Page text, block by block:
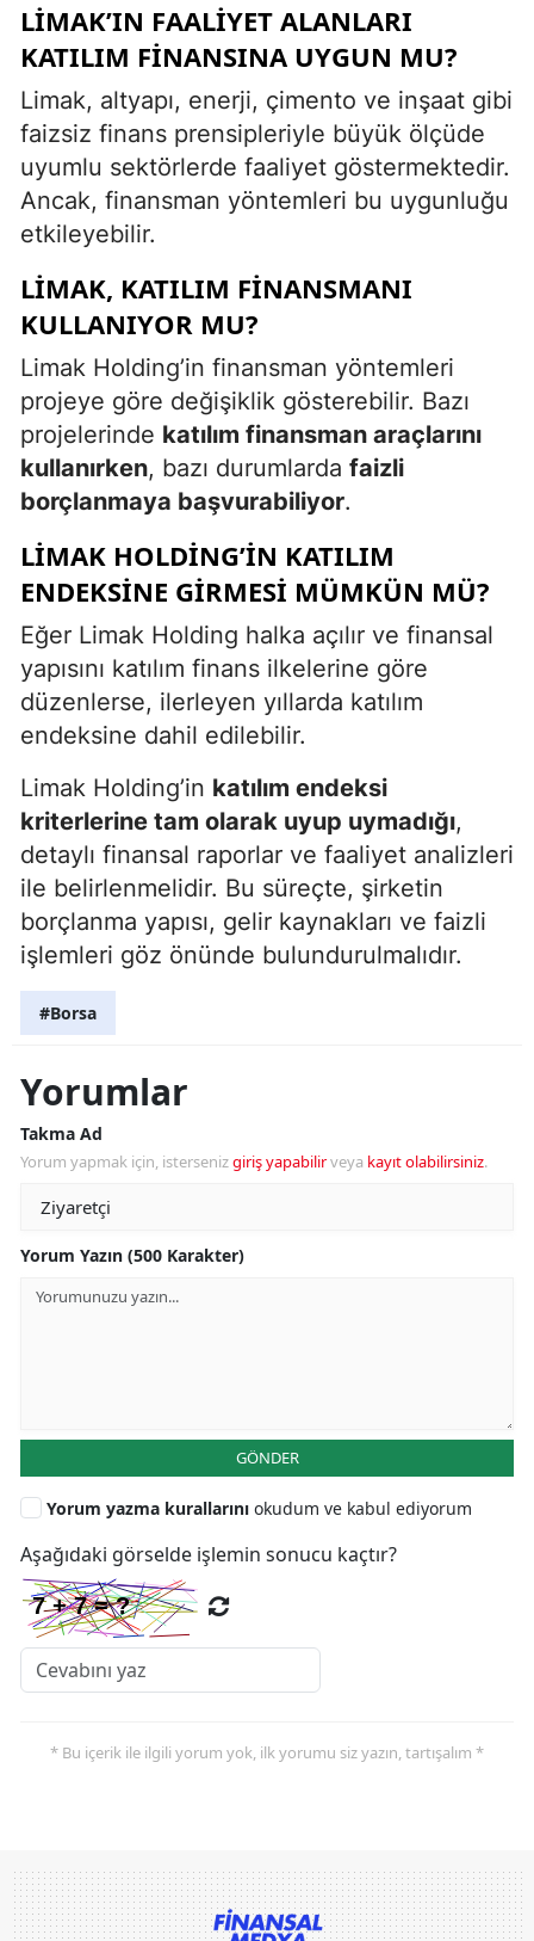
LIMAK’IN FAALIYET ALANLARI
KATILIM FINANSINA UYGUN MU?
Limak, altyapı, enerji, çimento ve inşaat gibi
faizsiz finans prensipleriyle büyük ölçüde
uyumlu sektörlerde faaliyet göstermektedir.
Ancak, finansman yöntemleri bu uygunluğu
etkileyebilir.
LIMAK, KATILIM FINANSMANI
KULLANIYOR MU?
Limak Holding’in finansman yöntemleri
projeye göre değişiklik gösterebilir. Bazı
projelerinde katılım finansman araçlarını
kullanırken, bazı durumlarda faizli
borçlanmaya başvurabiliyor.
LIMAK HOLDING’IN KATILIM
ENDEKSINE GIRMESI MÜMKÜN MÜ?
Eğer Limak Holding halka açılır ve finansal
yapısını katılım finans ilkelerine göre
düzenlerse, ilerleyen yıllarda katılım
endeksine dahil edilebilir.
Limak Holding’in katılım endeksi
kriterlerine tam olarak uyup uymadığı,
detaylı finansal raporlar ve faaliyet analizleri
ile belirlenmelidir. Bu süreçte, şirketin
borçlanma yapısı, gelir kaynakları ve faizli
işlemleri göz önünde bulundurulmalıdır.
#Borsa
Yorumlar
Takma Ad
Yorum yapmak için, istersenizgiriş yapabilirveya kayıt olabilirsiniz.
Yorum Yazın (500 Karakter)
GÖNDER
Yorum yazma kurallarını okudum ve kabul ediyorum
Aşağıdaki görselde işlemin sonucu kaçtır?
* Bu içerik ile ilgili yorum yok, ilk yorumu siz yazın, tartışalım *